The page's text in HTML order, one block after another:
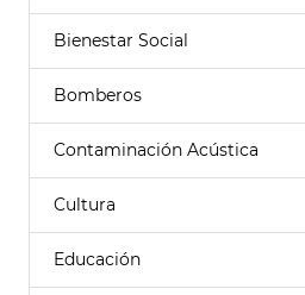
Bienestar Social
Bomberos
Contaminación Acústica
Cultura
Educación